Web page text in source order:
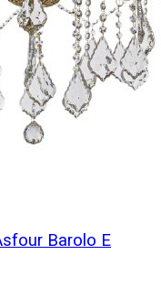
Barolo E